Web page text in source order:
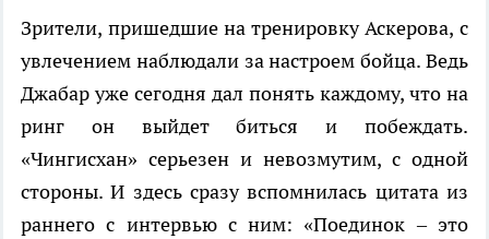
Зрители, пришедшие на тренировку Аскерова, с
увлечением наблюдали за настроем бойца. Ведь
Джабар уже сегодня дал понять каждому, что на
ринг он выйдет биться и побеждать.
«Чингисхан» серьезен и невозмутим, с одной
стороны. И здесь сразу вспомнилась цитата из
раннего с интервью с ним: «Поединок – это